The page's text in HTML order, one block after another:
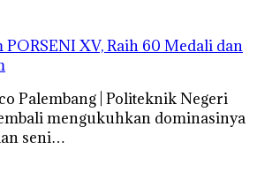
XV, Raih 60 Medali dan
Palembang | Politeknik Negeri
mengukuhkan dominasinya
seni…